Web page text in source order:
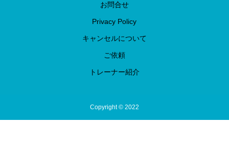
お問合せ
Privacy Policy
キャンセルについて
ご依頼
トレーナー紹介
Copyright © 2022